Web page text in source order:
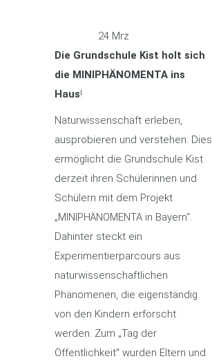
24 Mrz
Die Grundschule Kist holt sich
die MINIPHÄNOMENTA ins
Haus!
Naturwissenschaft erleben,
ausprobieren und verstehen: Dies
ermöglicht die Grundschule Kist
derzeit ihren Schülerinnen und
Schülern mit dem Projekt
„MINIPHÄNOMENTA in Bayern“.
Dahinter steckt ein
Experimentierparcours aus
naturwissenschaftlichen
Phänomenen, die eigenständig
von den Kindern erforscht
werden. Zum „Tag der
Öffentlichkeit“ wurden Eltern und